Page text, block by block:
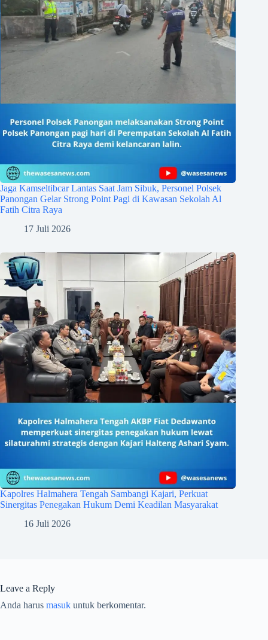
Jaga Kamseltibcar Lantas Saat Jam Sibuk, Personel Polsek
Panongan Gelar Strong Point Pagi di Kawasan Sekolah Al
Fatih Citra Raya
17 Juli 2026
Kapolres Halmahera Tengah Sambangi Kajari, Perkuat
Sinergitas Penegakan Hukum Demi Keadilan Masyarakat
16 Juli 2026
Leave a Reply
Anda harus masuk untuk berkomentar.